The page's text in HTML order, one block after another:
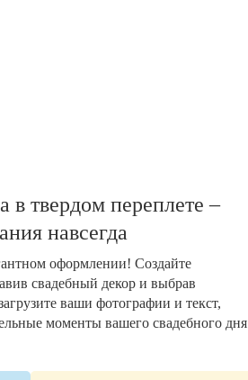
в твердом переплете –
навсегда
оформлении! Создайте
свадебный декор и выбрав
ваши фотографии и текст,
моменты вашего свадебного дня